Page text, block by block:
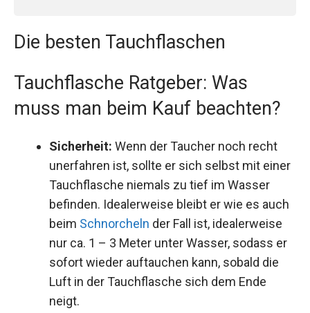
Die besten Tauchflaschen
Tauchflasche Ratgeber: Was
muss man beim Kauf beachten?
Sicherheit: Wenn der Taucher noch recht
unerfahren ist, sollte er sich selbst mit einer
Tauchflasche niemals zu tief im Wasser
befinden. Idealerweise bleibt er wie es auch
beim Schnorcheln der Fall ist, idealerweise
nur ca. 1 – 3 Meter unter Wasser, sodass er
sofort wieder auftauchen kann, sobald die
Luft in der Tauchflasche sich dem Ende
neigt.